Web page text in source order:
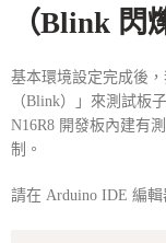
（Blink 閃
基本環境設定完成後
（Blink）」來測試板
N16R8 開發板內建有
制。
請在 Arduino IDE 編